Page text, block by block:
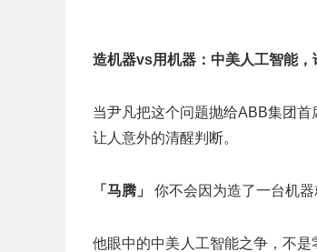
造机器vs用机器：中美人工智能，
当尹凡把这个问题抛给ABB集团
让人意外的清醒判断。
「马腾」 你不会因为造了一台机
他眼中的中美人工智能之争，不